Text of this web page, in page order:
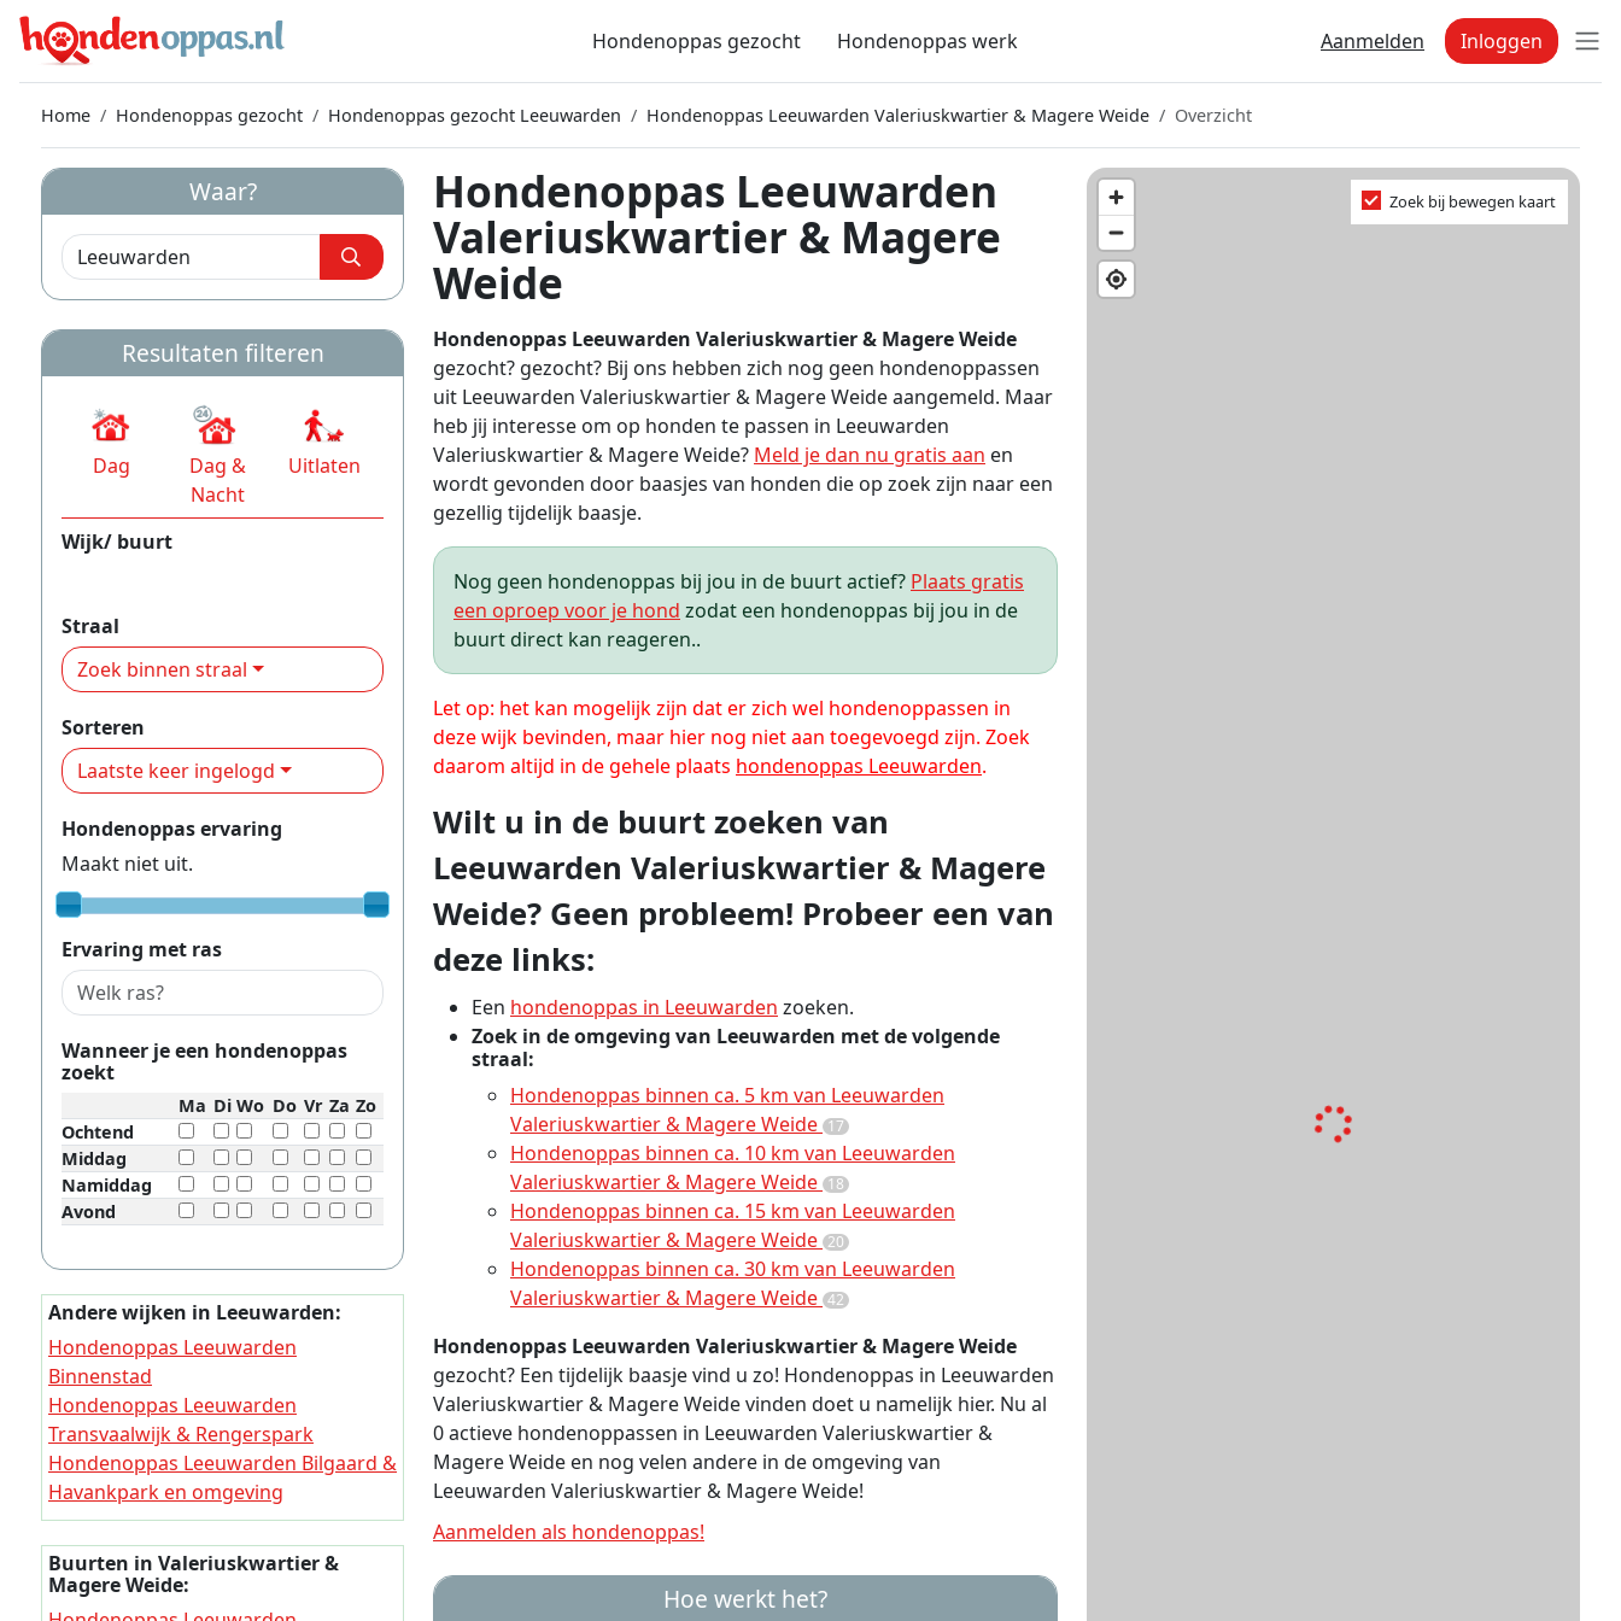
Hondenoppas gezocht Hondenoppas werk Aanmelden Inloggen
Home Hondenoppas gezocht Hondenoppas gezocht Leeuwarden Hondenoppas Leeuwarden Valeriuskwartier & Magere Weide Overzicht
Hondenoppas Leeuwarden
Valeriuskwartier & Magere
Weide
Hondenoppas Leeuwarden Valeriuskwartier & Magere Weide
gezocht? gezocht? Bij ons hebben zich nog geen hondenoppassen
uit Leeuwarden Valeriuskwartier & Magere Weide aangemeld. Maar
heb jij interesse om op honden te passen in Leeuwarden
Valeriuskwartier & Magere Weide? Meld je dan nu gratis aan en
wordt gevonden door baasjes van honden die op zoek zijn naar een
gezellig tijdelijk baasje.
Nog geen hondenoppas bij jou in de buurt actief? Plaats gratis
een oproep voor je hond zodat een hondenoppas bij jou in de
buurt direct kan reageren..
Let op: het kan mogelijk zijn dat er zich wel hondenoppassen in
deze wijk bevinden, maar hier nog niet aan toegevoegd zijn. Zoek
daarom altijd in de gehele plaats hondenoppas Leeuwarden.
Wilt u in de buurt zoeken van
Leeuwarden Valeriuskwartier & Magere
Weide? Geen probleem! Probeer een van
deze links:
Een hondenoppas in Leeuwarden zoeken.
Zoek in de omgeving van Leeuwarden met de volgende
straal:
Hondenoppas binnen ca. 5 km van Leeuwarden
Valeriuskwartier & Magere Weide 17
Hondenoppas binnen ca. 10 km van Leeuwarden
Valeriuskwartier & Magere Weide 18
Hondenoppas binnen ca. 15 km van Leeuwarden
Valeriuskwartier & Magere Weide 20
Hondenoppas binnen ca. 30 km van Leeuwarden
Valeriuskwartier & Magere Weide 42
Hondenoppas Leeuwarden Valeriuskwartier & Magere Weide
gezocht? Een tijdelijk baasje vind u zo! Hondenoppas in Leeuwarden
Valeriuskwartier & Magere Weide vinden doet u namelijk hier. Nu al
0 actieve hondenoppassen in Leeuwarden Valeriuskwartier &
Magere Weide en nog velen andere in de omgeving van
Leeuwarden Valeriuskwartier & Magere Weide!
Aanmelden als hondenoppas!
Hoe werkt het?
Zoek bij bewegen kaart
Waar?
Resultaten filteren
Dag
Dag &
Nacht
Uitlaten
Wijk/ buurt
Straal
Zoek binnen straal
Sorteren
Laatste keer ingelogd
Hondenoppas ervaring
Maakt niet uit.
Ervaring met ras
Wanneer je een hondenoppas
zoekt
Ma Di Wo Do Vr Za Zo
Ochtend
Middag
Namiddag
Avond
Andere wijken in Leeuwarden:
Hondenoppas Leeuwarden
Binnenstad
Hondenoppas Leeuwarden
Transvaalwijk & Rengerspark
Hondenoppas Leeuwarden Bilgaard &
Havankpark en omgeving
Hondenoppas Leeuwarden
Vrijheidswijk
Hondenoppas Leeuwarden Lekkum
en omgeving
Buurten in Valeriuskwartier &
Magere Weide: